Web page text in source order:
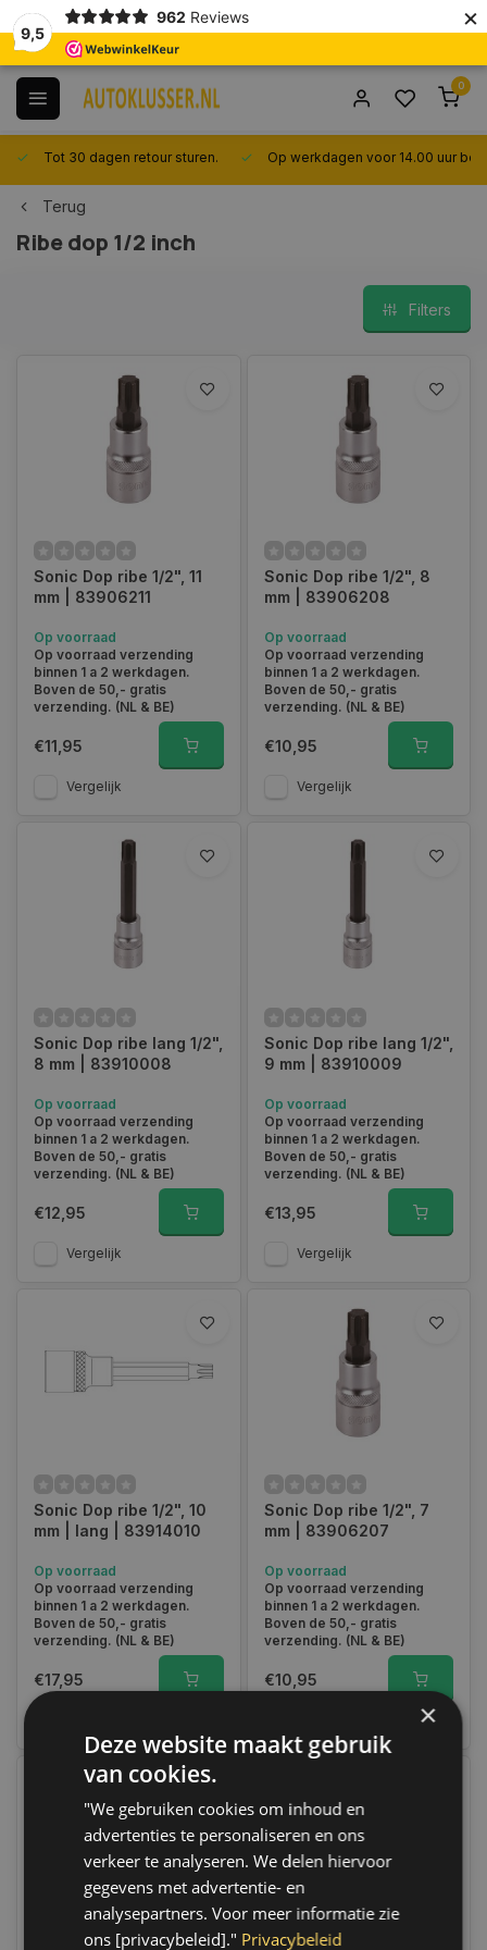
9,5
962 Reviews ×
0
Tot 30 dagen retour sturen. Op werkdagen voor 14.00 uur
Terug
Ribe dop 1/2 inch
Filters
Sonic Dop ribe 1/2", 11
mm | 83906211
Op voorraad
Op voorraad verzending
binnen 1 a 2 werkdagen.
Boven de 50,- gratis
verzending. (NL & BE)
€11,95
Vergelijk
Sonic Dop ribe 1/2", 8
mm | 83906208
Op voorraad
Op voorraad verzending
binnen 1 a 2 werkdagen.
Boven de 50,- gratis
verzending. (NL & BE)
€10,95
Vergelijk
Sonic Dop ribe lang 1/2",
8 mm | 83910008
Op voorraad
Op voorraad verzending
binnen 1 a 2 werkdagen.
Boven de 50,- gratis
verzending. (NL & BE)
€12,95
Vergelijk
Sonic Dop ribe lang 1/2",
9 mm | 83910009
Op voorraad
Op voorraad verzending
binnen 1 a 2 werkdagen.
Boven de 50,- gratis
verzending. (NL & BE)
€13,95
Vergelijk
Sonic Dop ribe 1/2", 10
mm | lang | 83914010
Op voorraad
Op voorraad verzending
binnen 1 a 2 werkdagen.
Boven de 50,- gratis
verzending. (NL & BE)
€17,95
Sonic Dop ribe 1/2", 7
mm | 83906207
Op voorraad
Op voorraad verzending
binnen 1 a 2 werkdagen.
Boven de 50,- gratis
verzending. (NL & BE)
€10,95
×
Deze website maakt gebruik
van cookies.
"We gebruiken cookies om inhoud en
advertenties te personaliseren en ons
verkeer te analyseren. We delen hiervoor
gegevens met advertentie- en
analysepartners. Voor meer informatie zie
ons [privacybeleid]." Privacybeleid